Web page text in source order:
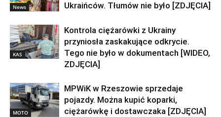
News
Ukraińców. Tłumów nie było [ZDJĘCIA]
KAS
Kontrola ciężarówki z Ukrainy
przyniosła zaskakujące odkrycie.
Tego nie było w dokumentach [WIDEO,
ZDJĘCIA]
MOTO
MPWiK w Rzeszowie sprzedaje
pojazdy. Można kupić koparki,
ciężarówkę i dostawczaka [ZDJĘCIA]